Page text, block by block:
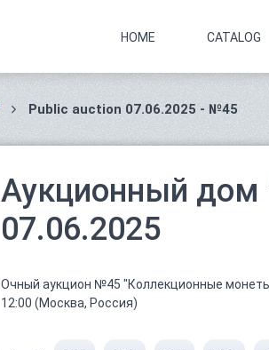
HOME CATALOG
Public auction 07.06.2025 - №45
Аукционный дом
07.06.2025
Очный аукцион №45 "Коллекционные
12:00 (Москва, Россия)